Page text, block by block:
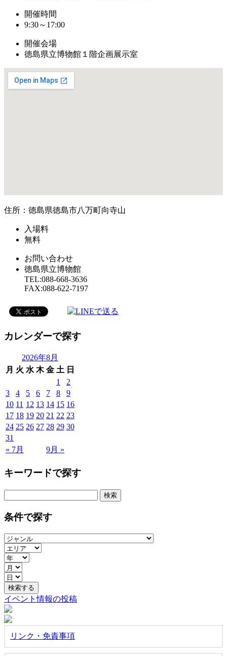
開催時間
9:30～17:00
開催会場
徳島県立博物館１階企画展示室
住所：徳島県徳島市八万町向寺山
入場料
無料
お問い合わせ
徳島県立博物館
TEL:088-668-3636
FAX:088-622-7197
カレンダーで探す
2026年8月
月 火 水 木 金 土 日
« 7月 9月 »
1
2
3
4 5 6 7 8
9
10 11 12 13 14 15 16
17 18 19 20 21 22 23
24 25 26 27 28 29 30
31
キーワードで探す
条件で探す
イベント情報の投稿
リンク・免責事項